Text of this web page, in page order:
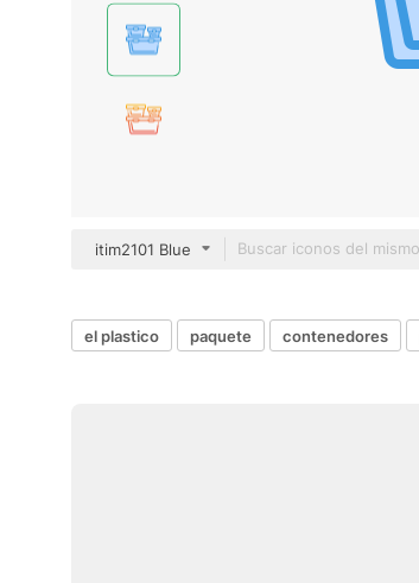
itim2101 Blue
el plastico paquete contenedores